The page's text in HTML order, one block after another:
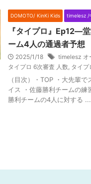
DOMOTO/ KinKi Kids timelesz /
『タイプロ』Ep12―
ーム4人の通過者予想
2025/1/18 timelesz オ
タイプロ 6次審査 人数, タイプ
（目次）・TOP ・大先輩
イス ・佐藤勝利チームの
勝利チームの4人に対する ...